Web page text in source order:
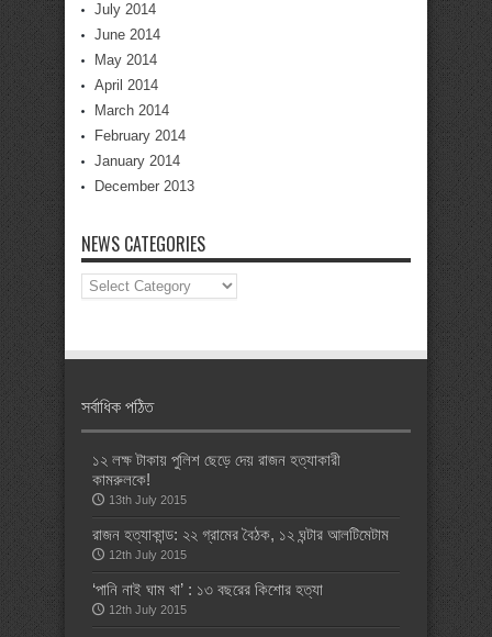
July 2014
June 2014
May 2014
April 2014
March 2014
February 2014
January 2014
December 2013
NEWS CATEGORIES
News
Categories
সর্বাধিক পঠিত
১২ লক্ষ টাকায় পুলিশ ছেড়ে দেয় রাজন হত্যাকারী
কামরুলকে!
13th July 2015
রাজন হত্যাকান্ড: ২২ গ্রামের বৈঠক, ১২ ঘন্টার আলটিমেটাম
12th July 2015
‘পানি নাই ঘাম খা’ : ১৩ বছরের কিশোর হত্যা
12th July 2015